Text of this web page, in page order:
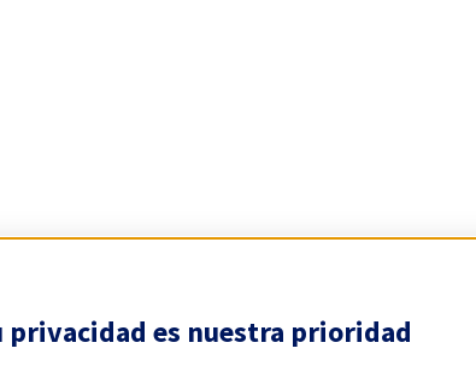
privacidad es nuestra prioridad